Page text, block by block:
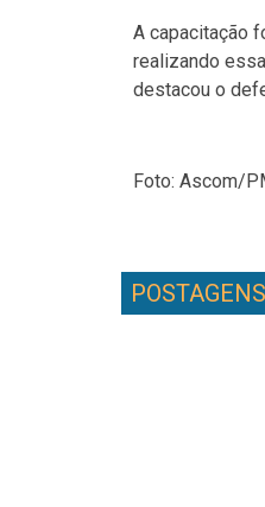
A capacitação
realizando
destacou o
Foto: Ascom/